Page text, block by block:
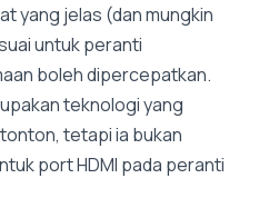
yang jelas (dan mungkin
untuk peranti
boleh dipercepatkan.
teknologi yang
tetapi ia bukan
port HDMI pada peranti